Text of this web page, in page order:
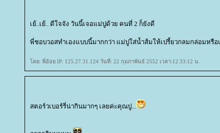
เย้..เย้.. ดีใจจัง วันนี้เจอแม่ปูด้วย คนที่ 2 ก็ยังดี
พี่ชอบวอสทำเองแบบนี้มากกว่า แม่ปูใส่น้ำส้มให้เปรี้ยวกลมกล่อมหรือ
ดย: พี่อ้อย IP: 125.27.31.124 วันที่: 22 กุมภาพันธ์ 2552 เวลา:12:33:12 น.
สตอร์วเบอร์รี่น่ากินมากๆ เลยค่ะคุณปู...